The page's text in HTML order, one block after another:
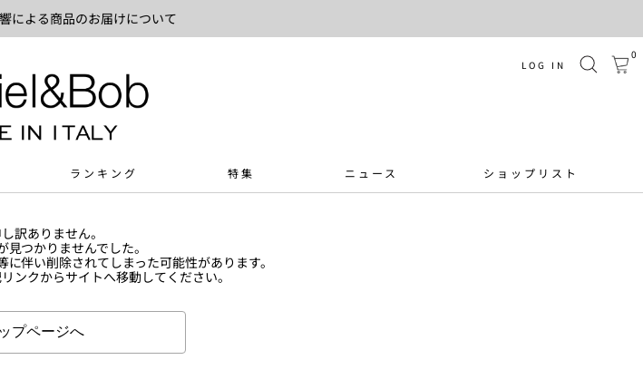
による商品のお届けについて
LOG IN
0
ランキング 特集 ニュース ショップリスト
訳ありません。
見つかりませんでした。
伴い削除されてしまった可能性があります。
ンクからサイトへ移動してください。
プページへ